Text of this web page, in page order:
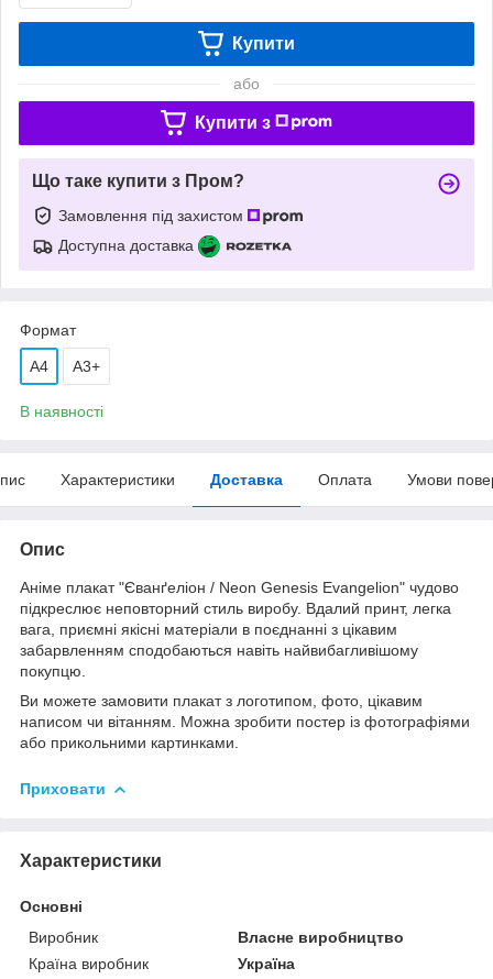
Купити
або
Купити з
Що таке купити з Пром?
Замовлення під захистом
Доступна доставка
Формат
A4 А3+
В наявності
Характеристики Доставка Оплата Умови
Опис
Аніме плакат "Єванґеліон / Neon Genesis Evangelion" чудово
підкреслює неповторний стиль виробу. Вдалий принт, легка
вага, приємні якісні матеріали в поєднанні з цікавим
забарвленням сподобаються навіть найвибагливішому
покупцю.
Ви можете замовити плакат з логотипом, фото, цікавим
написом чи вітанням. Можна зробити постер із фотографіями
або прикольними картинками.
Приховати
Характеристики
Основні
Виробник
Власне виробництво
Країна виробник
Україна